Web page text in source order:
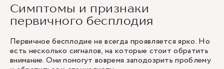
Симптомы и признаки
первичного бесплодия
Первичное бесплодие не всегда проявляется ярко. Но
есть несколько сигналов, на которые стоит обратить
внимание. Они помогут вовремя заподозрить проблему